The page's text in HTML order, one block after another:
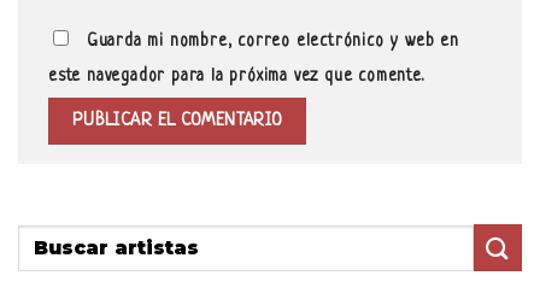
Guarda mi nombre, correo electrónico y web en
este navegador para la próxima vez que comente.